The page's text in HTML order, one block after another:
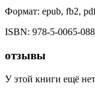
Формат: epub, fb2,
ISBN: 978-5-0065-
отзывы
У этой книги ещё